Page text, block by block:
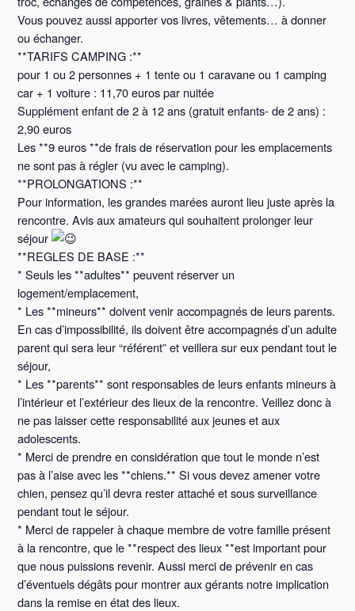
Vous pouvez aussi apporter vos livres, vêtements… à donner
ou échanger.
**TARIFS CAMPING :**
pour 1 ou 2 personnes + 1 tente ou 1 caravane ou 1 camping
car + 1 voiture : 11,70 euros par nuitée
Supplément enfant de 2 à 12 ans (gratuit enfants- de 2 ans) :
2,90 euros
Les **9 euros **de frais de réservation pour les emplacements
ne sont pas à régler (vu avec le camping).
**PROLONGATIONS :**
Pour information, les grandes marées auront lieu juste après la
rencontre. Avis aux amateurs qui souhaitent prolonger leur
séjour
**REGLES DE BASE :**
* Seuls les **adultes** peuvent réserver un
logement/emplacement,
* Les **mineurs** doivent venir accompagnés de leurs parents.
En cas d’impossibilité, ils doivent être accompagnés d’un adulte
parent qui sera leur “référent” et veillera sur eux pendant tout le
séjour,
* Les **parents** sont responsables de leurs enfants mineurs à
l’intérieur et l’extérieur des lieux de la rencontre. Veillez donc à
ne pas laisser cette responsabilité aux jeunes et aux
adolescents.
* Merci de prendre en considération que tout le monde n’est
pas à l’aise avec les **chiens.** Si vous devez amener votre
chien, pensez qu’il devra rester attaché et sous surveillance
pendant tout le séjour.
* Merci de rappeler à chaque membre de votre famille présent
à la rencontre, que le **respect des lieux **est important pour
que nous puissions revenir. Aussi merci de prévenir en cas
d’éventuels dégâts pour montrer aux gérants notre implication
dans la remise en état des lieux.